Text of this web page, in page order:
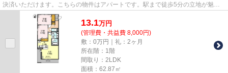
決済いただけます。こちらの物件はアパートです。駅まで徒歩5分の立地が魅力
的な、利便性の高い物件です。...
13.1万円
(管理費・共益費 8,000円)
敷：0万円｜礼：2ヶ月
所在階：1階
間取り：2LDK
面積：62.87㎡